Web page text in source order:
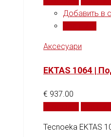
Добавить в
Аксесуари
EKTAS 1064 |
€ 937.00
Tecnoeka EKTAS